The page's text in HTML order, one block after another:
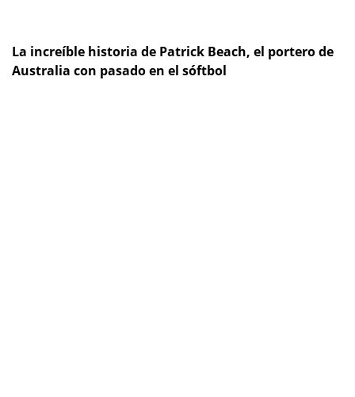
La increíble historia de Patrick Beach, el portero de
Australia con pasado en el sóftbol